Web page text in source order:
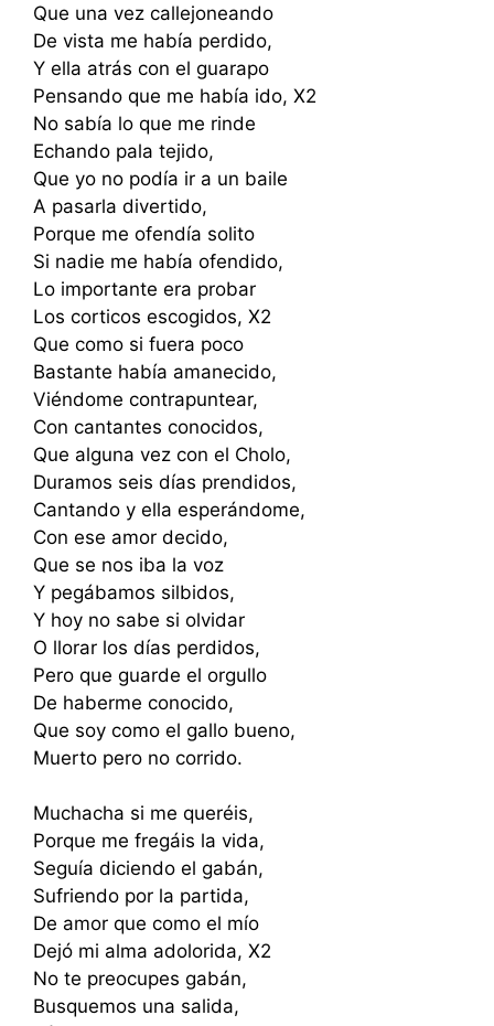
Que una vez callejoneando
De vista me había perdido,
Y ella atrás con el guarapo
Pensando que me había ido, X2
No sabía lo que me rinde
Echando pala tejido,
Que yo no podía ir a un baile
A pasarla divertido,
Porque me ofendía solito
Si nadie me había ofendido,
Lo importante era probar
Los corticos escogidos, X2
Que como si fuera poco
Bastante había amanecido,
Viéndome contrapuntear,
Con cantantes conocidos,
Que alguna vez con el Cholo,
Duramos seis días prendidos,
Cantando y ella esperándome,
Con ese amor decido,
Que se nos iba la voz
Y pegábamos silbidos,
Y hoy no sabe si olvidar
O llorar los días perdidos,
Pero que guarde el orgullo
De haberme conocido,
Que soy como el gallo bueno,
Muerto pero no corrido.
Muchacha si me queréis,
Porque me fregáis la vida,
Seguía diciendo el gabán,
Sufriendo por la partida,
De amor que como el mío
Dejó mi alma adolorida, X2
No te preocupes gabán,
Busquemos una salida,